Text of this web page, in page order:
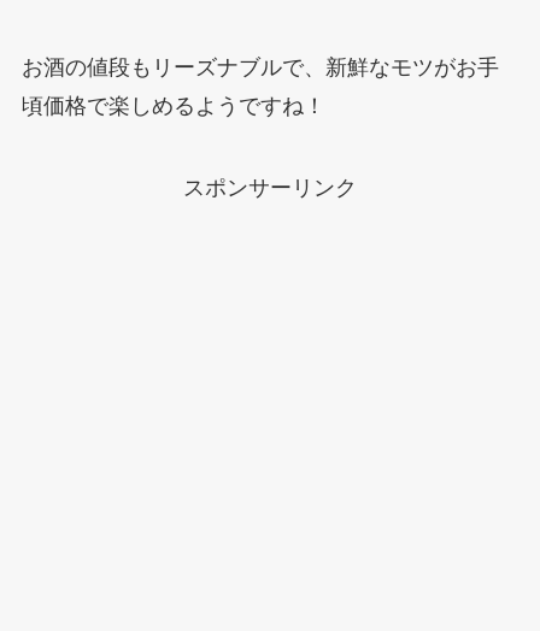
お酒の値段もリーズナブルで、新鮮なモツがお手
頃価格で楽しめるようですね！
スポンサーリンク